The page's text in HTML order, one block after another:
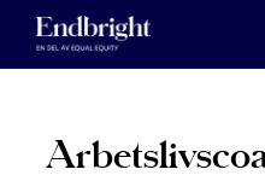
Skippa
innehåll